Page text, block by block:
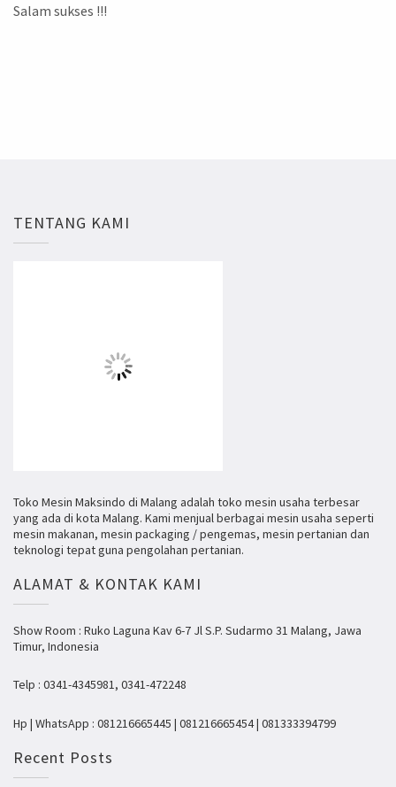
Salam sukses !!!
TENTANG KAMI
Toko Mesin Maksindo di Malang adalah toko mesin usaha terbesar
yang ada di kota Malang. Kami menjual berbagai mesin usaha seperti
mesin makanan, mesin packaging / pengemas, mesin pertanian dan
teknologi tepat guna pengolahan pertanian.
ALAMAT & KONTAK KAMI
Show Room : Ruko Laguna Kav 6-7 Jl S.P. Sudarmo 31 Malang, Jawa
Timur, Indonesia
Telp : 0341-4345981, 0341-472248
Hp | WhatsApp : 081216665445 | 081216665454 | 081333394799
Recent Posts